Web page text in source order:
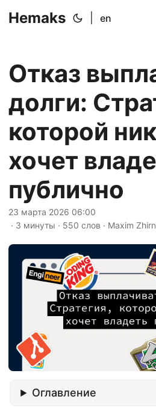
Hemaks en
Отказ
долги:
которой
хочет
публично
23 марта 2026 06:00
· 3 минуты · 550 слов · Maxim
Оглавление